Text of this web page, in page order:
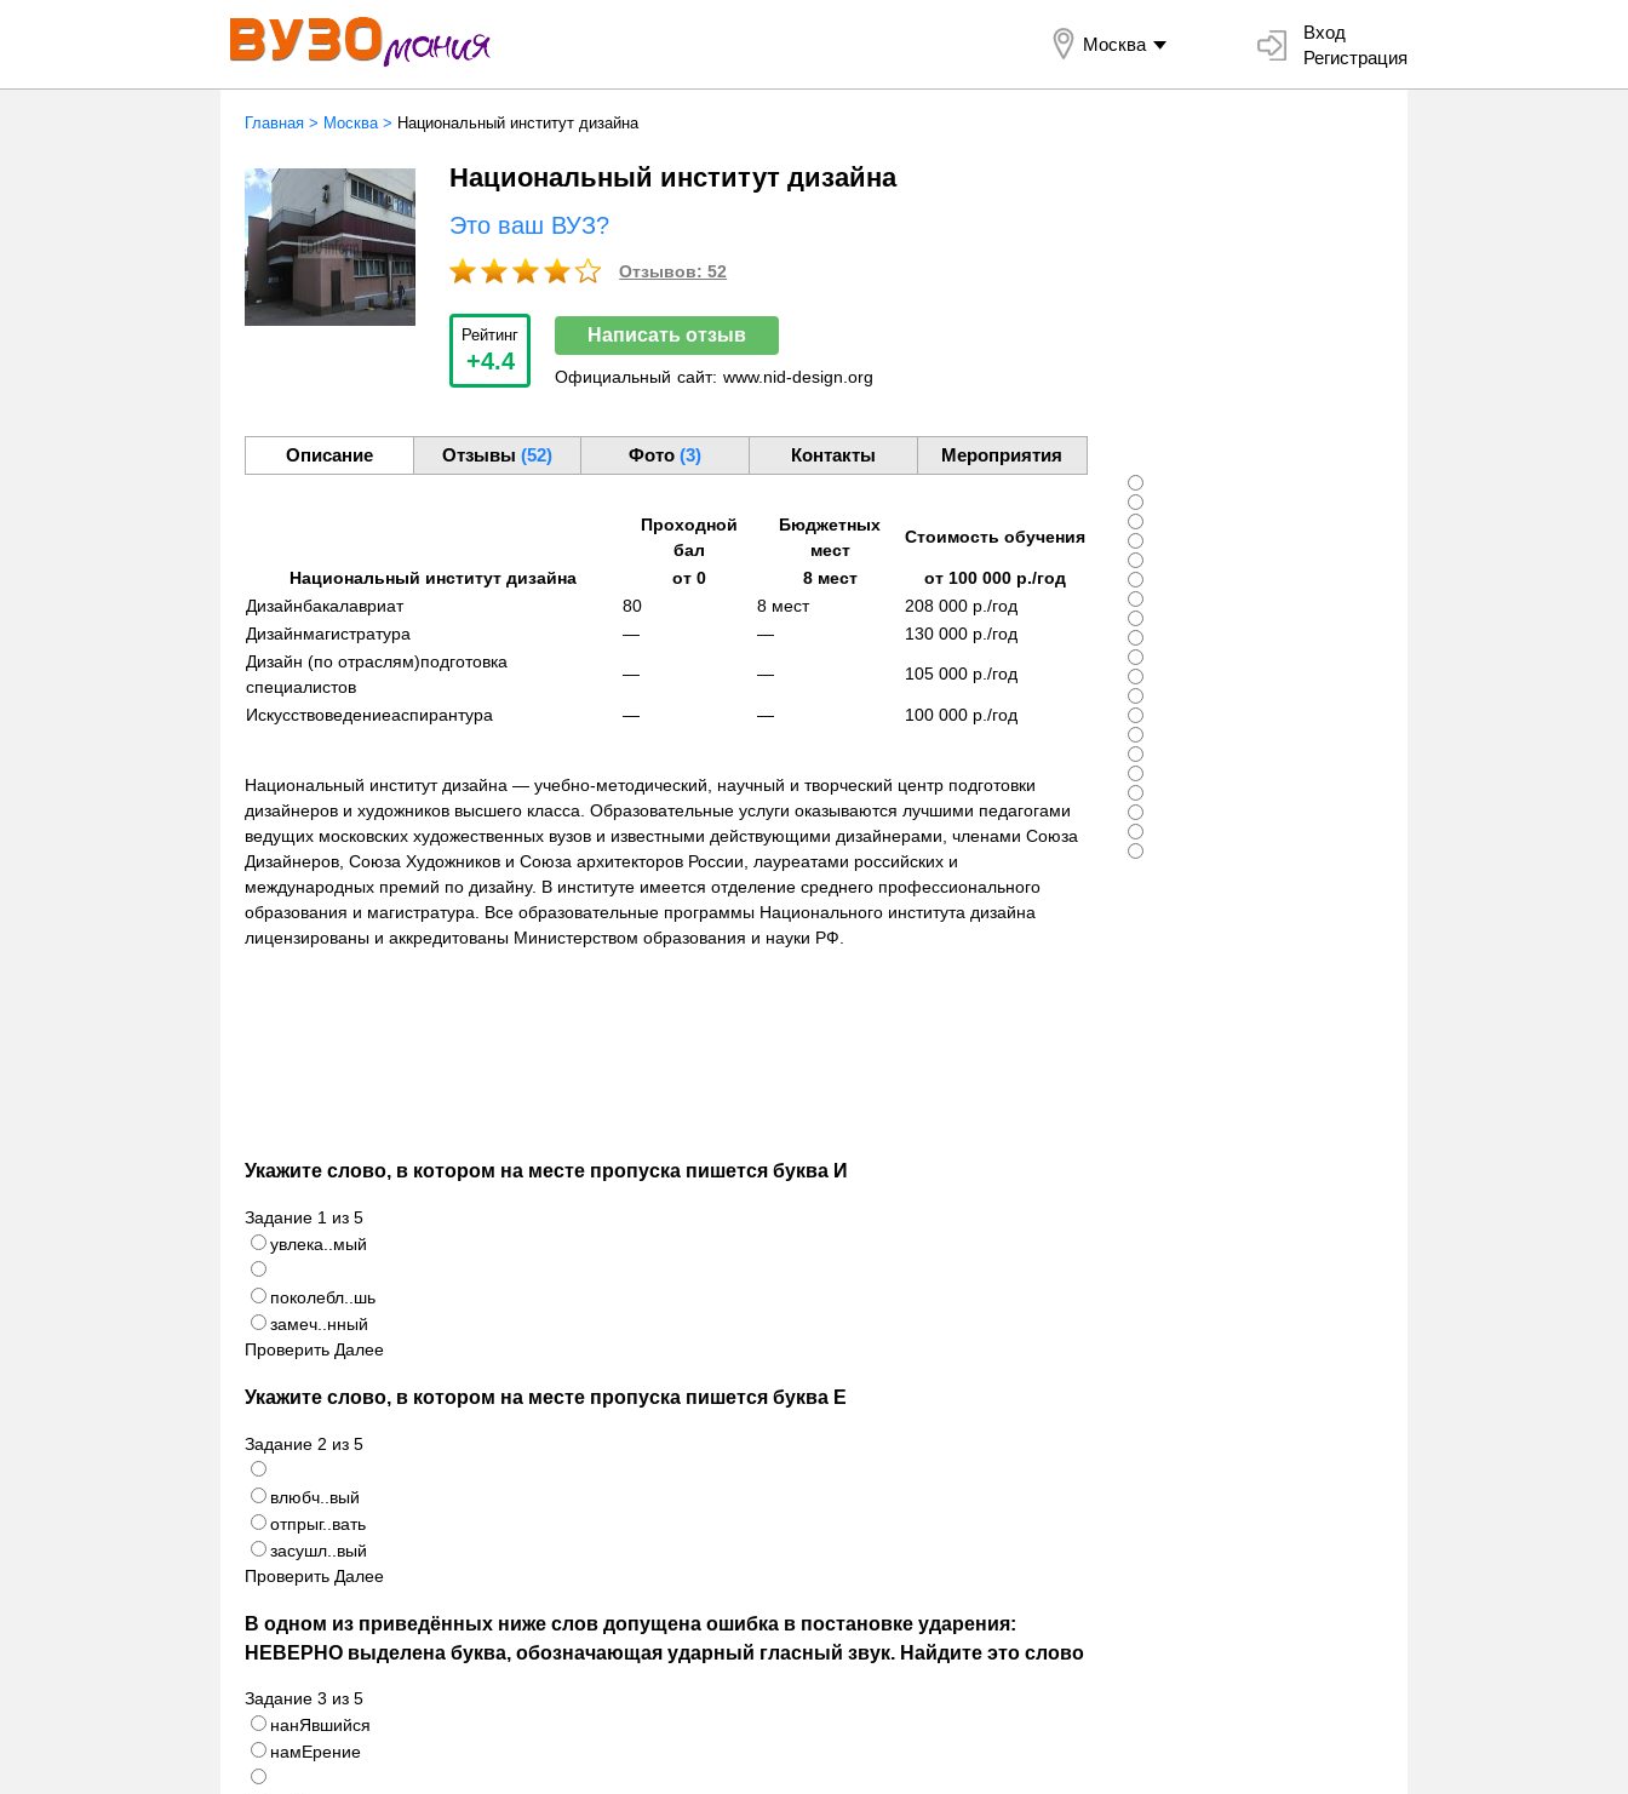
Москва
Вход
Регистрация
Главная > Москва> Национальный институт дизайна
Национальный институт дизайна
Это ваш ВУЗ?
Отзывов: 52
Рейтинг
+4.4
Написать отзыв
Официальный сайт: www.nid-design.org
Описание Отзывы(52) Фото(3) Контакты Мероприятия
Проходной
бал
Бюджетных
мест
Стоимость обучения
Национальный институт дизайна от0 8 мест от 100 000 р./год
Дизайнбакалавриат 80 8 мест 208 000 р./год
Дизайнмагистратура — — 130 000 р./год
Дизайн (по отраслям)подготовка
специалистов
— — 105 000 р./год
Искусствоведениеаспирантура — — 100 000 р./год
Национальный институт дизайна — учебно-методический, научный и творческий центр подготовки
дизайнеров и художников высшего класса. Образовательные услуги оказываются лучшими педагогами
ведущих московских художественных вузов и известными действующими дизайнерами, членами Союза
Дизайнеров, Союза Художников и Союза архитекторов России, лауреатами российских и
международных премий по дизайну. В институте имеется отделение среднего профессионального
образования и магистратура. Все образовательные программы Национального института дизайна
лицензированы и аккредитованы Министерством образования и науки РФ.
Укажите слово, в котором на месте пропуска пишется буква И
Задание 1 из 5
увлека..мый
поколебл..шь
замеч..нный
Проверить Далее
Укажите слово, в котором на месте пропуска пишется буква Е
Задание 2 из 5
влюбч..вый
отпрыг..вать
засушл..вый
Проверить Далее
В одном из приведённых ниже слов допущена ошибка в постановке ударения:
НЕВЕРНО выделена буква, обозначающая ударный гласный звук. Найдите это слово
Задание 3 из 5
нанЯвшийся
намЕрение